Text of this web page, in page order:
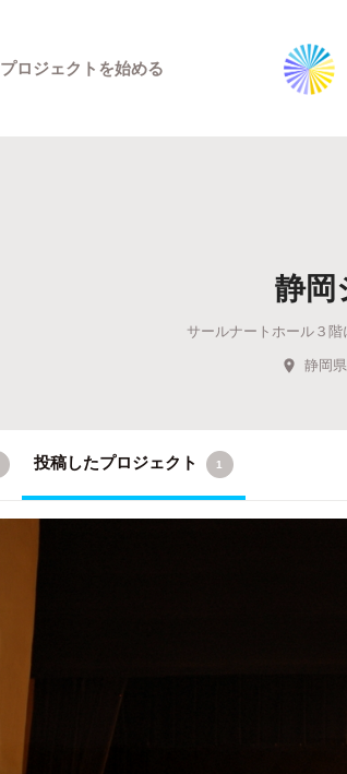
タグから探す
最新達成プロジ
プロジェクトを始める
静岡
サールナートホール３
静岡県
投稿したプロジェクト 1